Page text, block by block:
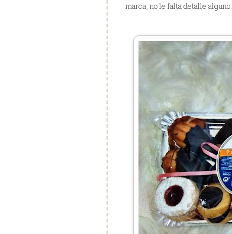
marca, no le falta detalle alguno.